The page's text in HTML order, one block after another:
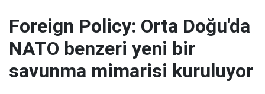
Foreign Policy: Orta Doğu'da
NATO benzeri yeni bir
savunma mimarisi kuruluyor